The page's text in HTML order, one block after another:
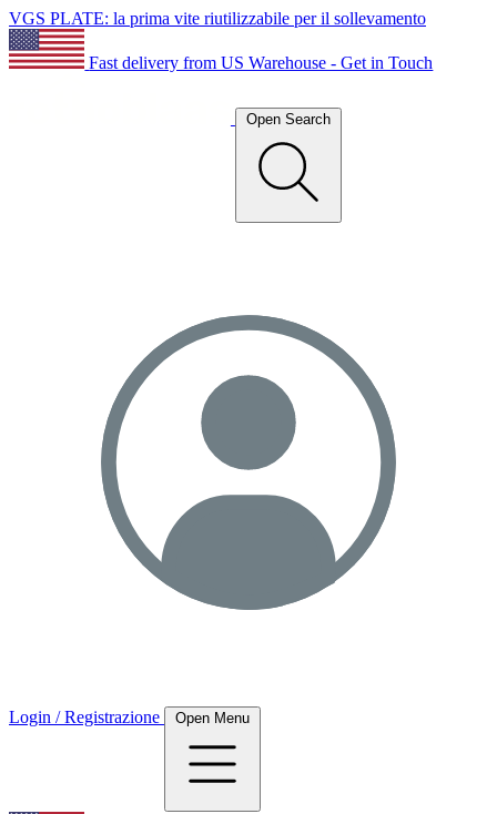
VGS PLATE: la prima vite riutilizzabile per il sollevamento
Fast delivery from US Warehouse - Get in Touch
Open Search
Login / Registrazione Open Menu